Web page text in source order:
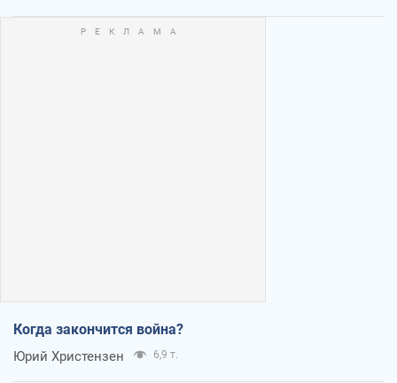
Когда закончится война?
Юрий Христензен 6,9 т.